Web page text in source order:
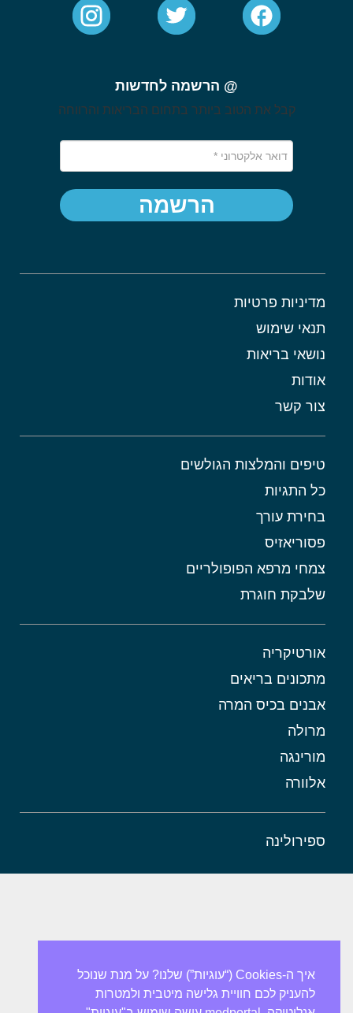
מדיניות פרטיות
תנאי שימוש
נושאי בריאות
אודות
צור קשר
טיפים והמלצות הגולשים
כל התגיות
בחירת עורך
פסוריאזיס
צמחי מרפא הפופולריים
שלבקת חוגרת
אורטיקריה
מתכונים בריאים
אבנים בכיס המרה
מרולה
מורינגה
אלוורה
ספירולינה
@ הרשמה לחדשות
קבל את הטוב ביותר בתחום הבריאות והרווחה
הרשמה
איך ה-Cookies (“עוגיות”) שלנו? על מנת שנוכל
להעניק לכם חוויית גלישה מיטבית ולמטרות